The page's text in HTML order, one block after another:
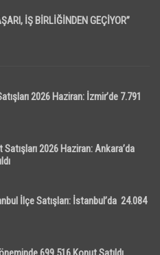
İŞ BİRLİĞİNDEN GEÇİYOR”
2026 Haziran: İzmir’de 7.791
2026 Haziran: Ankara’da
İlçe Satışları: İstanbul’da 24.084